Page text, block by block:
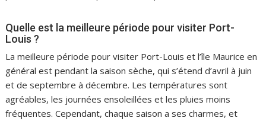
Quelle est la meilleure période pour visiter Port-
Louis ?
La meilleure période pour visiter Port-Louis et l’île Maurice en
général est pendant la saison sèche, qui s’étend d’avril à juin
et de septembre à décembre. Les températures sont
agréables, les journées ensoleillées et les pluies moins
fréquentes. Cependant, chaque saison a ses charmes, et